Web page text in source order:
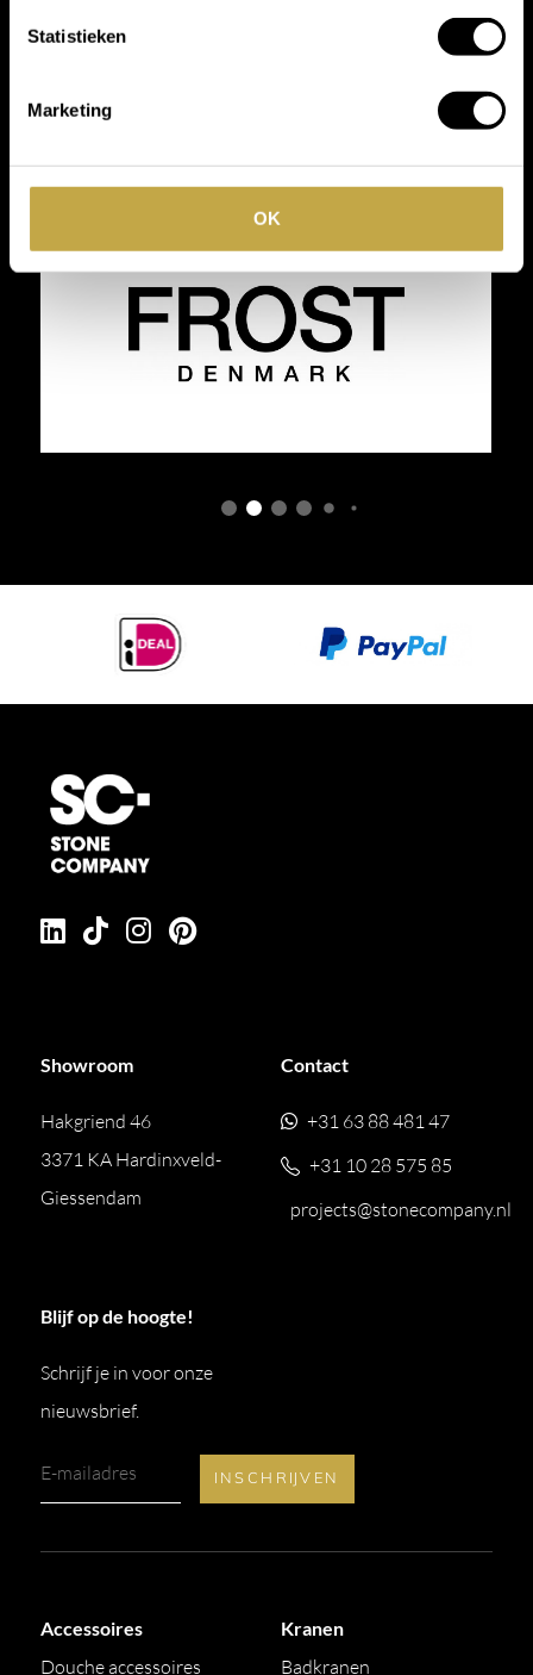
Statistieken
Marketing
OK
Wij werken met
toonaangevende
merken
Showroom
Hakgriend 46
3371 KA Hardinxveld-
Giessendam
Contact
+31 63 88 481 47
+31 10 28 575 85
projects@stonecompany.nl
Blijf op de hoogte!
Schrijf je in voor onze
nieuwsbrief.
Accessoires
Douche accessoires
Kranen
Badkranen